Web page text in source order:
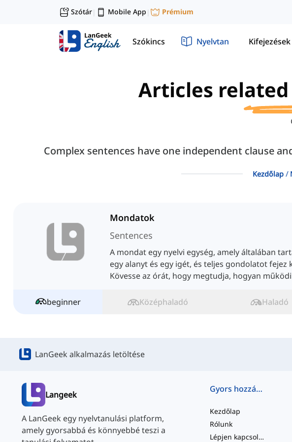
Szótár| Mobile App | Prémium
Szókincs Nyelvtan Kifejezések
Articles
Complex sentences have one independent clause
Kezdőlap
Mondatok
Sentences
A mondat egy nyelvi egység, amely általában
egy alanyt és egy igét, és teljes gondolatot fejez
Kövesse az órát, hogy megtudja, hogyan
beginner Középhaladó Haladó
LanGeek alkalmazás letöltése
Langeek
A LanGeek egy nyelvtanulási platform,
amely gyorsabbá és könnyebbé teszi a
Gyors hozzáférés
Kezdőlap
Rólunk
Lépjen kapcsolatba velünk